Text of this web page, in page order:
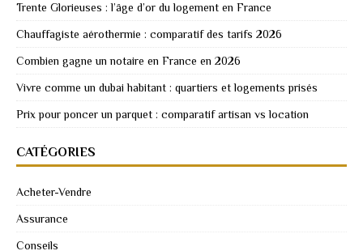
Trente Glorieuses : l’âge d’or du logement en France
Chauffagiste aérothermie : comparatif des tarifs 2026
Combien gagne un notaire en France en 2026
Vivre comme un dubai habitant : quartiers et logements prisés
Prix pour poncer un parquet : comparatif artisan vs location
CATÉGORIES
Acheter-Vendre
Assurance
Conseils